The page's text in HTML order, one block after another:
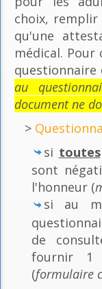
choix, remplir
qu'une
médical.
questionnaire
au
document ne
>
si toutes
sont
l'honneur (
si au
de
fournir 1
(formulaire